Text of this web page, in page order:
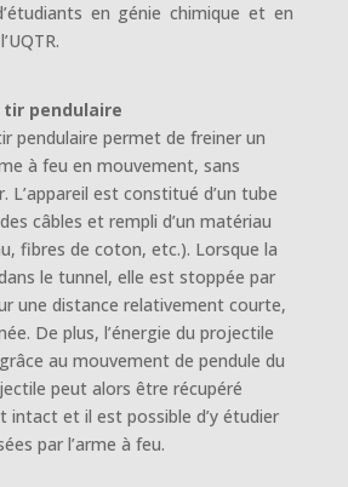
en génie chimique et en
pendulaire
pendulaire permet de freiner un
à feu en mouvement, sans
L’appareil est constitué d’un tube
câbles et rempli d’un matériau
fibres de coton, etc.). Lorsque la
le tunnel, elle est stoppée par
une distance relativement courte,
De plus, l’énergie du projectile
au mouvement de pendule du
peut alors être récupéré
intact et il est possible d’y étudier
par l’arme à feu.